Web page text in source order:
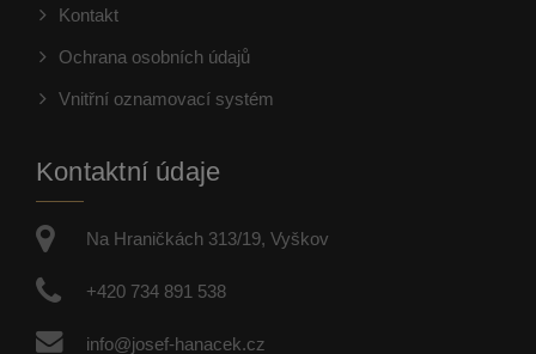
Kontakt
Ochrana osobních údajů
Vnitřní oznamovací systém
Kontaktní údaje
Na Hraničkách 313/19, Vyškov
+420 734 891 538
info@josef-hanacek.cz